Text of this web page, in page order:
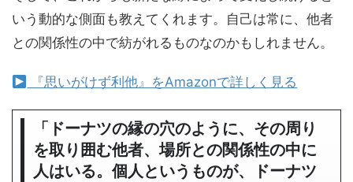
いう動的な側面も教えてくれます。自己は常に、他者
との関係性の中で紡がれるものなのかもしれません。
『思いがけず利他』をAmazonで詳しく見る
「ドーナツの縁の穴のように、その周り
を取り囲む他者、場所との関係性の中に
人はいる。個人というものが、ドーナツ